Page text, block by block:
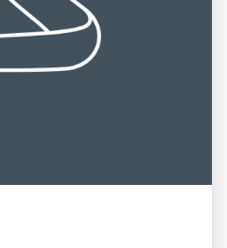
italienischen Region entdecken